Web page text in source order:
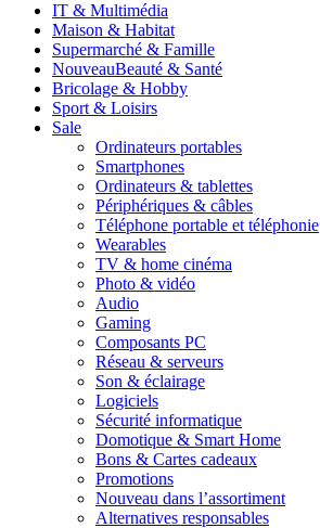
IT & Multimédia
Maison & Habitat
Supermarché & Famille
NouveauBeauté & Santé
Bricolage & Hobby
Sport & Loisirs
Sale
Ordinateurs portables
Smartphones
Ordinateurs & tablettes
Périphériques & câbles
Téléphone portable et téléphonie
Wearables
TV & home cinéma
Photo & vidéo
Audio
Gaming
Composants PC
Réseau & serveurs
Son & éclairage
Logiciels
Sécurité informatique
Domotique & Smart Home
Bons & Cartes cadeaux
Promotions
Nouveau dans l’assortiment
Alternatives responsables